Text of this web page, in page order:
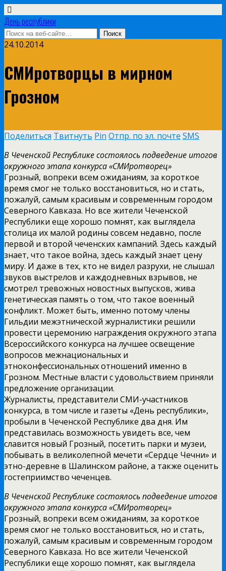
День республики
24.10.2014
СМИротворцы в мирном
Грозном
Поделиться Твитнуть Pin Отпр. по эл. почте SMS
В Чеченской Республике состоялось подведение итогов
окружного этапа конкурса «СМИротворец»
Грозный, вопреки всем ожиданиям, за короткое
время смог не только восстановиться, но и стать,
пожалуй, самым красивым и современным городом
Северного Кавказа. Но все жители Чеченской
Республики еще хорошо помнят, как выглядела
столица их малой родины совсем недавно, после
первой и второй чеченских кампаний. Здесь каждый
знает, что такое война, здесь каждый знает цену
миру. И даже в тех, кто не видел разрухи, не слышал
звуков выстрелов и каждодневных взрывов, не
смотрел тревожных новостных выпусков, жива
генетическая память о том, что такое военный
конфликт. Может быть, именно потому члены
Гильдии межэтнической журналистики решили
провести церемонию награждения окружного этапа
Всероссийского конкурса на лучшее освещение
вопросов межнациональных и
этноконфессиональных отношений именно в
Грозном. Местные власти с удовольствием приняли
предложение организации.
Журналисты, представители СМИ-участников
конкурса, в том числе и газеты «День республики»,
пробыли в Чеченской Республике два дня. Им
представилась возможность увидеть все, чем
славится новый Грозный, посетить парки и музеи,
побывать в великолепной мечети «Сердце Чечни» и
этно-деревне в Шалинском районе, а также оценить
гостеприимство чеченцев.
В Чеченской Республике состоялось подведение итогов
окружного этапа конкурса «СМИротворец»
Грозный, вопреки всем ожиданиям, за короткое
время смог не только восстановиться, но и стать,
пожалуй, самым красивым и современным городом
Северного Кавказа. Но все жители Чеченской
Республики еще хорошо помнят, как выглядела